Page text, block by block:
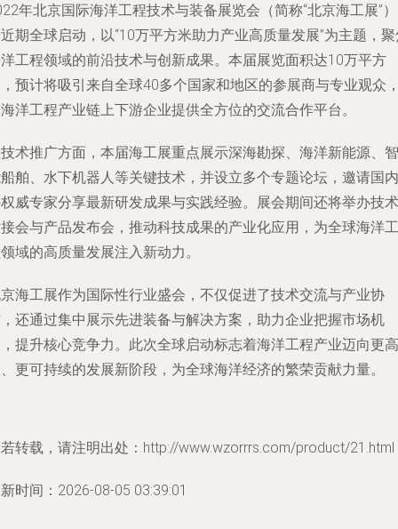
年北京国际海洋工程技术与装备展览会（简称“北京海工展”
期全球启动，以“10万平方米助力产业高质量发展”为主题，
工程领域的前沿技术与创新成果。本届展览面积达10万平方
预计将吸引来自全球40多个国家和地区的参展商与专业观众
洋工程产业链上下游企业提供全方位的交流合作平台。
术推广方面，本届海工展重点展示深海勘探、海洋新能源、智
舶、水下机器人等关键技术，并设立多个专题论坛，邀请国内
威专家分享最新研发成果与实践经验。展会期间还将举办技术
会与产品发布会，推动科技成果的产业化应用，为全球海洋工
域的高质量发展注入新动力。
海工展作为国际性行业盛会，不仅促进了技术交流与产业协
还通过集中展示先进装备与解决方案，助力企业把握市场机
提升核心竞争力。此次全球启动标志着海洋工程产业迈向更高
更可持续的发展新阶段，为全球海洋经济的繁荣贡献力量。
转载，请注明出处：http://www.wzorrrs.com/product/21.html
时间：2026-08-05 03:39:01